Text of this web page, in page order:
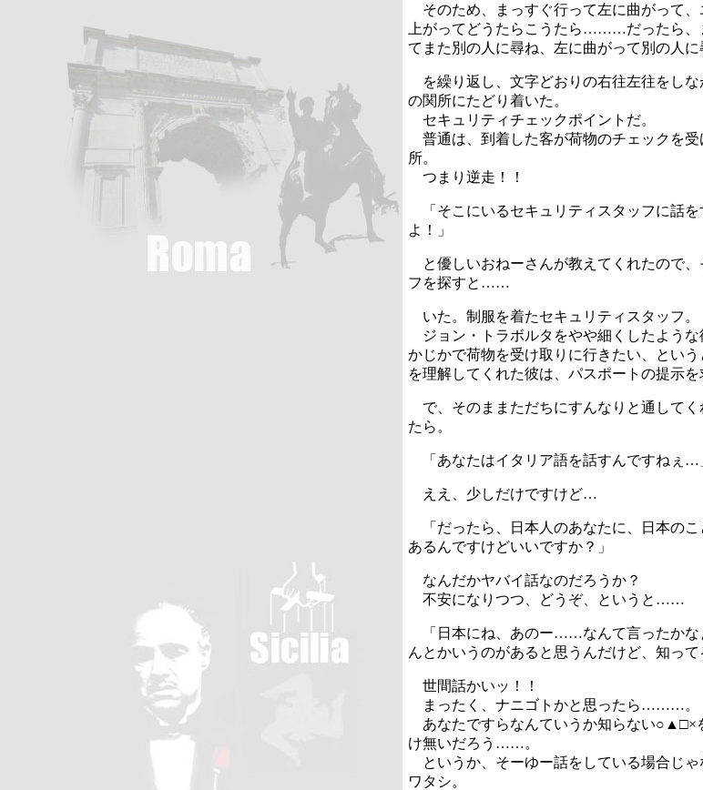
そのため、まっすぐ行って左に曲がって、
上がってどうたらこうたら………だったら、
てまた別の人に尋ね、左に曲がって別の人
を繰り返し、文字どおりの右往左往をしな
の関所にたどり着いた。
セキュリティチェックポイントだ。
普通は、到着した客が荷物のチェックを受
所。
つまり逆走！！
「そこにいるセキュリティスタッフに話を
よ！」
と優しいおねーさんが教えてくれたので、
フを探すと……
いた。制服を着たセキュリティスタッフ。
ジョン・トラボルタをやや細くしたような
かじかで荷物を受け取りに行きたい、とい
を理解してくれた彼は、パスポートの提示を
で、そのままただちにすんなりと通してく
たら。
「あなたはイタリア語を話すんですねぇ…
ええ、少しだけですけど…
「だったら、日本人のあなたに、日本のこ
あるんですけどいいですか？」
なんだかヤバイ話なのだろうか？
不安になりつつ、どうぞ、というと……
「日本にね、あのー……なんて言ったか
んとかいうのがあると思うんだけど、知って
世間話かいッ！！
まったく、ナニゴトかと思ったら………。
あなたですらなんていうか知らない○▲□×
け無いだろう……。
というか、そーゆー話をしている場合じゃ
ワタシ。